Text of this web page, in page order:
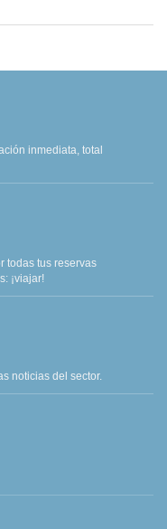
inmediata, total
todas tus reservas
¡viajar!
noticias del sector.